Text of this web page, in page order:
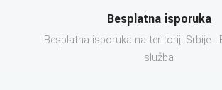
Besplatna isporuka
Besplatna isporuka na teritoriji Srbije -
služba